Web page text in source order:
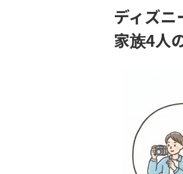
ディズ
家族4人